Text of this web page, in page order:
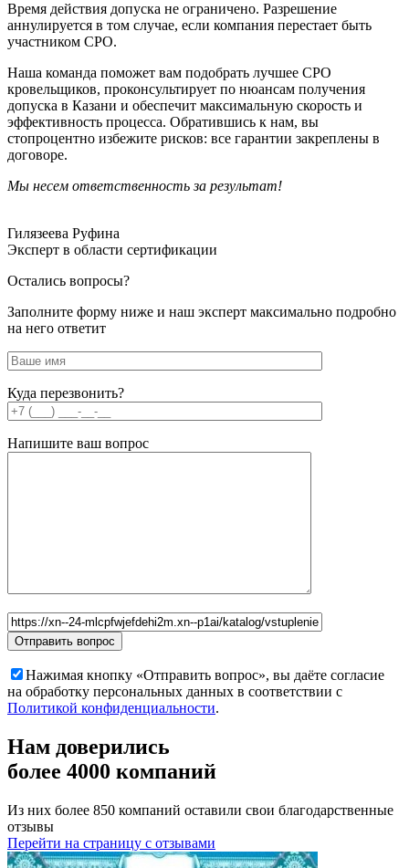
Время действия допуска не ограничено. Разрешение
аннулируется в том случае, если компания перестает быть
участником СРО.
Наша команда поможет вам подобрать лучшее СРО
кровельщиков, проконсультирует по нюансам получения
допуска в Казани и обеспечит максимальную скорость и
эффективность процесса. Обратившись к нам, вы
стопроцентно избежите рисков: все гарантии закреплены в
договоре.
Мы несем ответственность за результат!
Гилязеева Руфина
Эксперт в области сертификации
Остались вопросы?
Заполните форму ниже и наш эксперт максимально подробно
на него ответит
Куда перезвонить?
Напишите ваш вопрос
Нажимая кнопку «Отправить вопрос», вы даёте согласие
на обработку персональных данных в соответствии с
Политикой конфиденциальности.
Нам доверились
более 4000 компаний
Из них более 850 компаний оставили свои благодарственные
отзывы
Перейти на страницу с отзывами